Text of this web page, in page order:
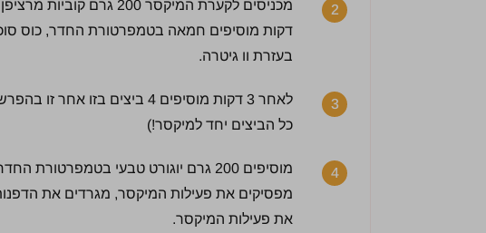
2
דקות מוסיפים חמאה בטמפרטורת החדר, כוס
בעזרת וו גיטרה.
3
לאחר 3 דקות מוסיפים 4
כל הביצים יחד למיקסר!)
4
מוסיפים 200 גרם יוגורט טבעי
מפסיקים את פעילות המיקסר, מגרדים את
את פעילות המיקסר.